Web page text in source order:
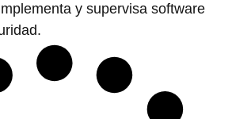
y supervisa software